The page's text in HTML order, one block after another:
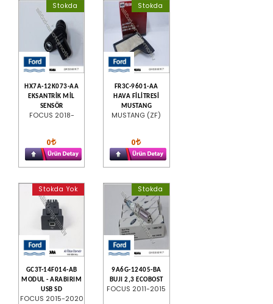
Stokda
HX7A-12K073-AA
EKSANTRİK MİL
SENSÖR
FOCUS 2018-
0
Stokda
FR3C-9601-AA
HAVA FİLİTRESİ
MUSTANG
MUSTANG (ZF)
0
Stokda Yok
GC3T-14F014-AB
MODUL - ARABIRIM
USB SD
FOCUS 2015-2020
Stokda
9A6G-12405-BA
BUJI 2,3 ECOBOST
FOCUS 2011-2015